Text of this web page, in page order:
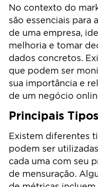
No contexto do
são essenciais para
de uma empresa,
melhoria e tomar
dados concretos.
que podem ser
sua importância e
de um negócio
Principais
Existem diferentes
podem ser
cada uma com seu
de mensuração.